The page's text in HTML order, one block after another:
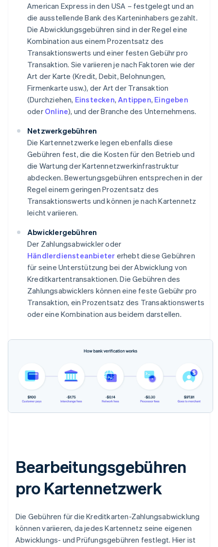
American Express in den USA – festgelegt und an
die ausstellende Bank des Karteninhabers gezahlt.
Die Abwicklungsgebühren sind in der Regel eine
Kombination aus einem Prozentsatz des
Transaktionswerts und einer festen Gebühr pro
Transaktion. Sie variieren je nach Faktoren wie der
Art der Karte (Kredit, Debit, Belohnungen,
Firmenkarte usw.), der Art der Transaktion
(Durchziehen, Einstecken,Antippen, Eingeben
oder Online), und der Branche des Unternehmens.
Netzwerkgebühren
Die Kartennetzwerke legen ebenfalls diese
Gebühren fest, die die Kosten für den Betrieb und
die Wartung der Kartennetzwerkinfrastruktur
abdecken. Bewertungsgebühren entsprechen in der
Regel einem geringen Prozentsatz des
Transaktionswerts und können je nach Kartennetz
leicht variieren.
Abwicklergebühren
Der Zahlungsabwickler oder
Händlerdiensteanbieter erhebt diese Gebühren
für seine Unterstützung bei der Abwicklung von
Kreditkartentransaktionen. Die Gebühren des
Zahlungsabwicklers können eine feste Gebühr pro
Transaktion, ein Prozentsatz des Transaktionswerts
oder eine Kombination aus beidem darstellen.
Bearbeitungsgebühren
pro Kartennetzwerk
Die Gebühren für die Kreditkarten-Zahlungsabwicklung
können variieren, da jedes Kartennetz seine eigenen
Abwicklungs- und Prüfungsgebühren festlegt. Hier ist